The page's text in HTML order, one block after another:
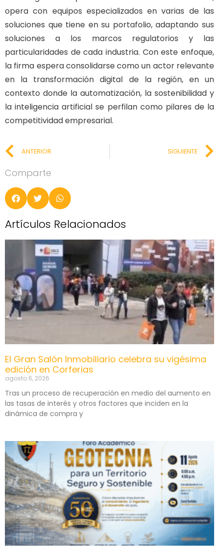
opera con equipos especializados en varias de las
soluciones que tiene en su portafolio, adaptando sus
soluciones a los marcos regulatorios y las
particularidades de cada industria. Con este enfoque,
la firma espera consolidarse como un actor relevante
en la transformación digital de la región, en un
contexto donde la automatización, la sostenibilidad y
la inteligencia artificial se perfilan como pilares de la
competitividad empresarial.
ANTERIOR SIGUIENTE
Comparte
Artículos Relacionados
El Gran Salón Inmobiliario celebra su vigésima
edición en Corferias
agosto 6, 2026
Tras un proceso de recuperación en medio del aumento en
las tasas de interés y otros factores que inciden en la
dinámica de compra y